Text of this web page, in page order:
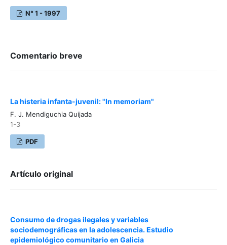
N° 1 - 1997
Comentario breve
La histeria infanta-juvenil: "In memoriam"
F. J. Mendiguchia Quijada
1-3
PDF
Artículo original
Consumo de drogas ilegales y variables
sociodemográficas en la adolescencia. Estudio
epidemiológico comunitario en Galicia